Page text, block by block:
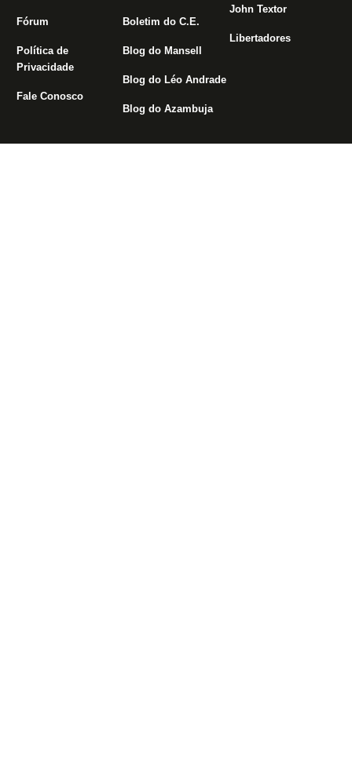
Fórum
Política de
Privacidade
Fale Conosco
Boletim do C.E.
Blog do Mansell
Blog do Léo Andrade
Blog do Azambuja
John Textor
Libertadores